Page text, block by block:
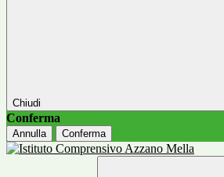
Chiudi
Conferma
Annulla Conferma